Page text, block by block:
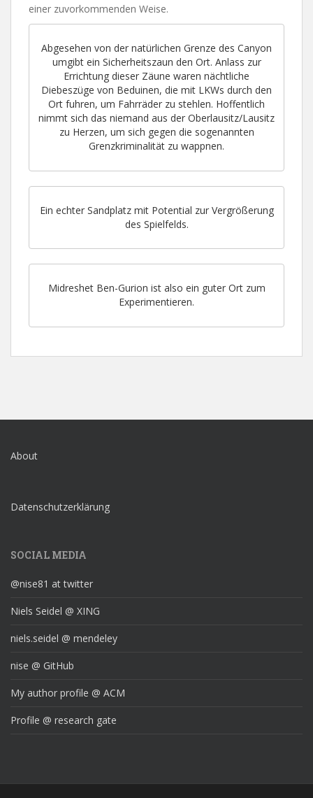
einer zuvorkommenden Weise.
Abgesehen von der natürlichen Grenze des Canyon
umgibt ein Sicherheitszaun den Ort. Anlass zur
Errichtung dieser Zäune waren nächtliche
Diebeszüge von Beduinen, die mit LKWs durch den
Ort fuhren, um Fahrräder zu stehlen. Hoffentlich
nimmt sich das niemand aus der Oberlausitz/Lausitz
zu Herzen, um sich gegen die sogenannten
Grenzkriminalität zu wappnen.
Ein echter Sandplatz mit Potential zur Vergrößerung
des Spielfelds.
Midreshet Ben-Gurion ist also ein guter Ort zum
Experimentieren.
About
Datenschutzerklärung
SOCIAL MEDIA
@nise81 at twitter
Niels Seidel @ XING
niels.seidel @ mendeley
nise @ GitHub
My author profile @ ACM
Profile @ research gate